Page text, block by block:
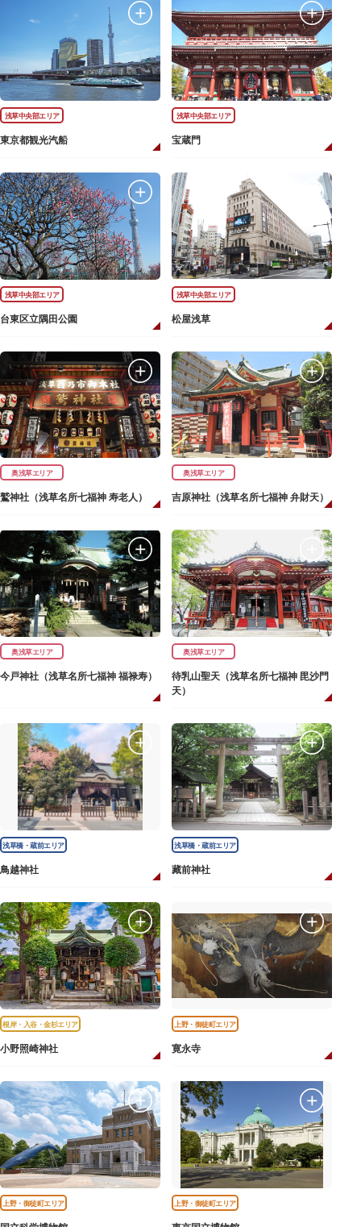
浅草中央部エリア
東京都観光汽船
浅草中央部エリア
宝蔵門
浅草中央部エリア
台東区立隅田公園
浅草中央部エリア
松屋浅草
奥浅草エリア
鷲神社（浅草名所七福神 寿老人）
奥浅草エリア
吉原神社（浅草名所七福神 弁財天）
奥浅草エリア
今戸神社（浅草名所七福神 福禄寿）
奥浅草エリア
待乳山聖天（浅草名所七福神 毘沙門
天）
浅草橋・蔵前エリア
鳥越神社
浅草橋・蔵前エリア
藏前神社
根岸・入谷・金杉エリア
小野照崎神社
上野・御徒町エリア
寛永寺
上野・御徒町エリア 上野・御徒町エリア